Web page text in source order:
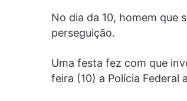
No dia da 10, homem que
perseguição.
Uma festa fez com que
feira (10) a Polícia Federal